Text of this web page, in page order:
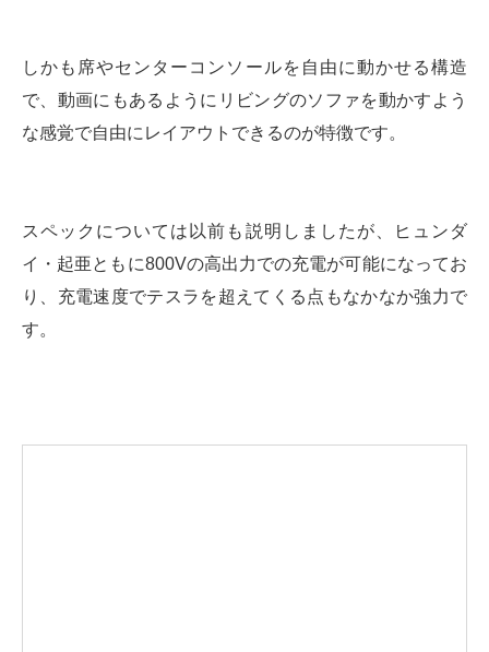
しかも席やセンターコンソールを自由に動かせる構造
で、動画にもあるようにリビングのソファを動かすよう
な感覚で自由にレイアウトできるのが特徴です。
スペックについては以前も説明しましたが、ヒュンダ
イ・起亜ともに800Vの高出力での充電が可能になってお
り、充電速度でテスラを超えてくる点もなかなか強力で
す。